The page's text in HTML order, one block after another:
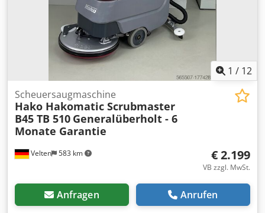
1 / 12
Velten 583 km
Scheuersaugmaschine
Hako Hakomatic Scrubmaster
B45 TB 510 Generalüberholt - 6
Monate Garantie
€ 2.199
VB zzgl. MwSt.
Anfragen Anrufen